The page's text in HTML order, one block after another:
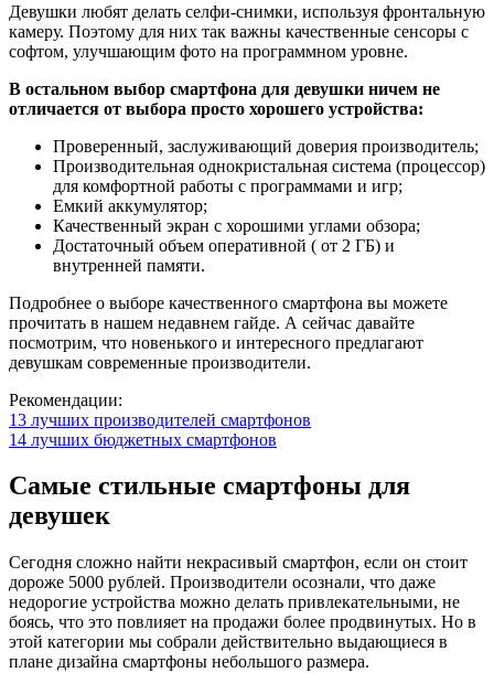
Девушки любят делать селфи-снимки, используя фронтальную
камеру. Поэтому для них так важны качественные сенсоры с
софтом, улучшающим фото на программном уровне.
В остальном выбор смартфона для девушки ничем не
отличается от выбора просто хорошего устройства:
Проверенный, заслуживающий доверия производитель;
Производительная однокристальная система (процессор)
для комфортной работы с программами и игр;
Емкий аккумулятор;
Качественный экран с хорошими углами обзора;
Достаточный объем оперативной ( от 2 ГБ) и
внутренней памяти.
Подробнее о выборе качественного смартфона вы можете
прочитать в нашем недавнем гайде. А сейчас давайте
посмотрим, что новенького и интересного предлагают
девушкам современные производители.
Рекомендации:
13 лучших производителей смартфонов
14 лучших бюджетных смартфонов
Самые стильные смартфоны для
девушек
Сегодня сложно найти некрасивый смартфон, если он стоит
дороже 5000 рублей. Производители осознали, что даже
недорогие устройства можно делать привлекательными, не
боясь, что это повлияет на продажи более продвинутых. Но в
этой категории мы собрали действительно выдающиеся в
плане дизайна смартфоны небольшого размера.